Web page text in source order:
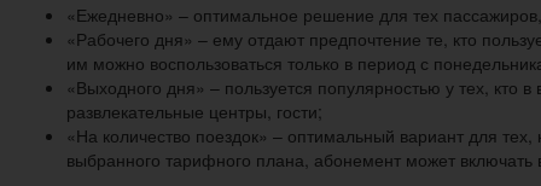
«Ежедневно» – оптимальное решение для тех
«Рабочего дня» – ему отдают предпочтение те, кто
им можно воспользоваться только в период с
«Выходного дня» – пользуется популярностью у тех, кто
развлекательные центры, гости;
«На количество поездок» – оптимальный вариант для
выбранного тарифного плана, абонемент может